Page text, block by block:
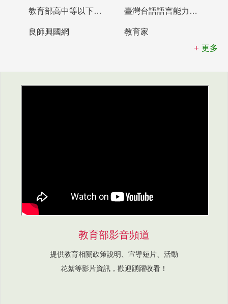
教育部高中等以下學校及幼兒園教師資格檢定考試 臺灣台語語言能力認證網站
良師興國網
教育家
更多
教育部影音頻道
提供教育相關政策說明、宣導短片、活動
花絮等影片資訊，歡迎踴躍收看！